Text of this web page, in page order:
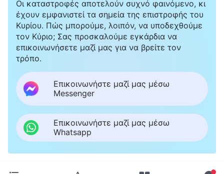
Οι καταστροφές αποτελούν συχνό φαινόμενο, κι
έχουν εμφανιστεί τα σημεία της επιστροφής του
Κυρίου. Πώς μπορούμε, λοιπόν, να υποδεχθούμε
τον Κύριο; Σας προσκαλούμε εγκάρδια να
επικοινωνήσετε μαζί μας για να βρείτε τον
τρόπο.
Επικοινωνήστε μαζί μας μέσω
Messenger
Επικοινωνήστε μαζί μας μέσω
Whatsapp